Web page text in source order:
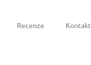
Recenze Kontakt